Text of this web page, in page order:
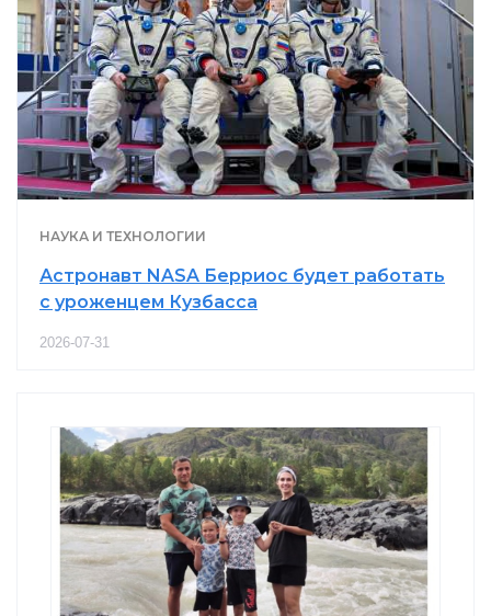
НАУКА И ТЕХНОЛОГИИ
Астронавт NASA Берриос будет работать
с уроженцем Кузбасса
2026-07-31